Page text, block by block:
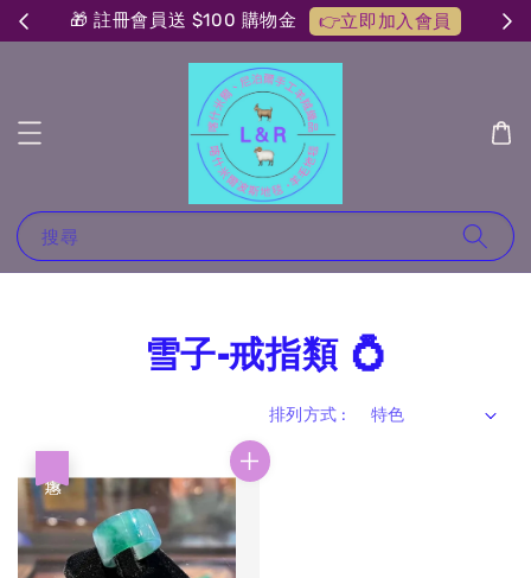
🎁 註冊會員送 $100 購物金 👉立即加入會員
搜尋
雪子-戒指類 💍
排列方式 :